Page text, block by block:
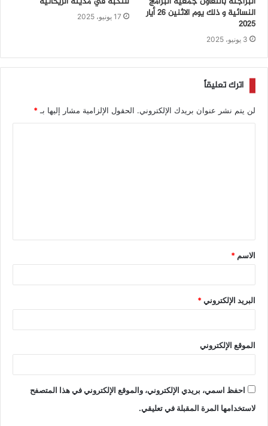
النسائية و ذلك يوم الاثنين 26 أيار
2025
3 يونيو، 2025
17 يونيو، 2025
اترك تعليقاً
لن يتم نشر عنوان بريدك الإلكتروني. الحقول الإلزامية مشار إليها بـ *
الاسم *
البريد الإلكتروني*
الموقع الإلكتروني
احفظ اسمي، بريدي الإلكتروني، والموقع الإلكتروني في هذا المتصفح
لاستخدامها المرة المقبلة في تعليقي.